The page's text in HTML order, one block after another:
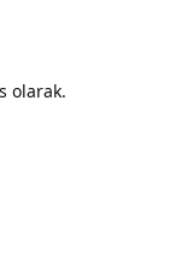
olarak.